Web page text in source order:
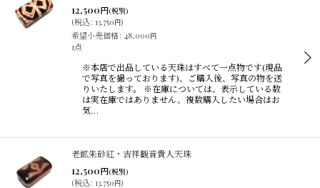
12,500円(税別)
(税込: 13,750円)
希望小売価格: 48,000円
1点
※本店で出品している天珠はすべて一点物です(現品
で写真を撮っております)、ご購入後、写真の物を送
りいたします。 ※在庫については、表示している数
は実在庫ではありません、複数購入したい場合はお
気…
老鉱朱砂紅・吉祥観音貴人天珠
12,500円(税別)
(税込: 13,750円)